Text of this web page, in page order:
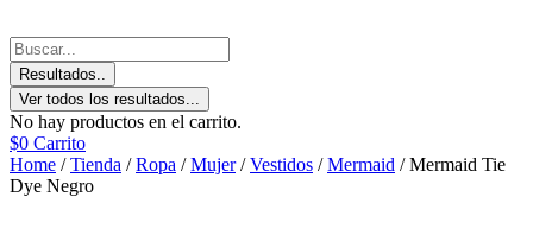
Resultados..
Ver todos los resultados...
No hay productos en el carrito.
$0 Carrito
Home /Tienda /Ropa /Mujer/Vestidos /Mermaid / Mermaid Tie
Dye Negro